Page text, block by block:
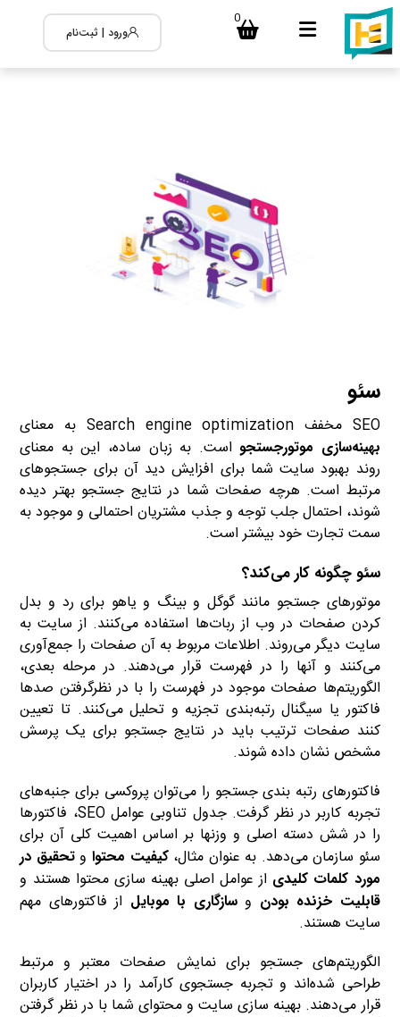
0
ورود | ثبت‌نام
سئو
SEO مخفف Search engine optimization به معنای
بهینه‌‌سازی موتور‌جستجواست. به زبان ساده، این به معنای
روند بهبود سایت شما برای افزایش دید آن برای جستجوهای
مرتبط است. هرچه صفحات شما در نتایج جستجو بهتر دیده
شوند، احتمال جلب توجه و جذب مشتریان احتمالی و موجود به
سمت تجارت خود بیشتر است.
سئو چگونه کار می‌کند؟
موتورهای جستجو مانند گوگل و بینگ و یاهو برای رد و بدل
کردن صفحات در وب از ربات‌ها استفاده می‌کنند. از سایت به
سایت دیگر می‌روند. اطلاعات مربوط به آن صفحات را جمع‌آوری
می‌کنند و آنها را در فهرست قرار می‌دهند. در مرحله بعدی،
الگوریتم‌ها صفحات موجود در فهرست را با در نظرگرفتن صدها
فاکتور یا سیگنال رتبه‌بندی تجزیه و تحلیل می‌کنند. تا تعیین
کنند صفحات ترتیب باید در نتایج جستجو برای یک پرسش
مشخص نشان داده شوند.
فاکتورهای رتبه بندی جستجو را می‌توان پروکسی برای جنبه‌های
تجربه کاربر در نظر گرفت. جدول تناوبی عوامل SEO، فاکتورها
را در شش دسته اصلی و وزنها بر اساس اهمیت کلی آن برای
سئو سازمان می‌دهد. به عنوان مثال،کیفیت محتوا وتحقیق در
مورد کلمات کلیدی از عوامل اصلی بهینه سازی محتوا هستند و
قابلیت خزنده بودن وسازگاری با موبایل از فاکتورهای مهم
سایت هستند.
الگوریتم‌های جستجو برای نمایش صفحات معتبر و مرتبط
طراحی شده‌اند و تجربه جستجوی کارآمد را در اختیار کاربران
قرار می‌دهند. بهینه سازی سایت و محتوای شما با در نظر گرفتن